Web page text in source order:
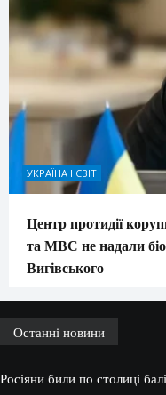
УКРАЇНА І СВІТ
Центр протидії
та МВС не надали
Вигівського
Останні новини
Росіяни били по столиці